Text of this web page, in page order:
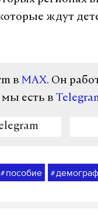
ждут
в MAX. Он
есть в
# пособие #